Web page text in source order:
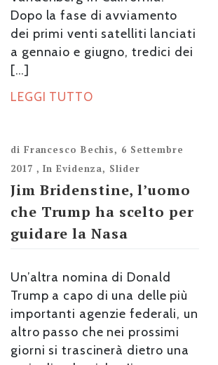
Dopo la fase di avviamento
dei primi venti satelliti lanciati
a gennaio e giugno, tredici dei
[…]
LEGGI TUTTO
di Francesco Bechis, 6 Settembre
2017 ,In Evidenza, Slider
Jim Bridenstine, l’uomo
che Trump ha scelto per
guidare la Nasa
Un’altra nomina di Donald
Trump a capo di una delle più
importanti agenzie federali, un
altro passo che nei prossimi
giorni si trascinerà dietro una